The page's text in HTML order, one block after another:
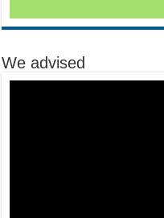
We advised